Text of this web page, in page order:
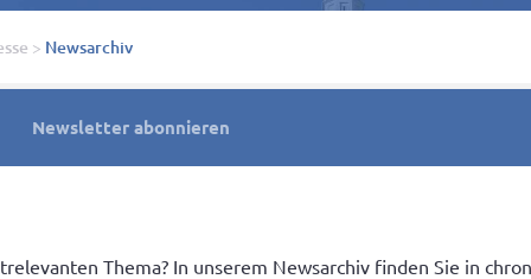
> Newsarchiv
Newsletter abonnieren
Thema? In unserem Newsarchiv finden Sie in